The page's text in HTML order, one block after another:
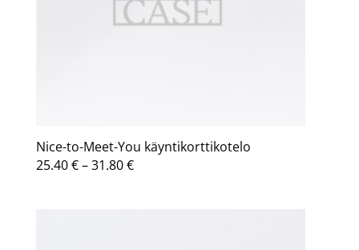
Nice-to-Meet-You käyntikorttikotelo
25.40€–31.80€Hintaluokka: